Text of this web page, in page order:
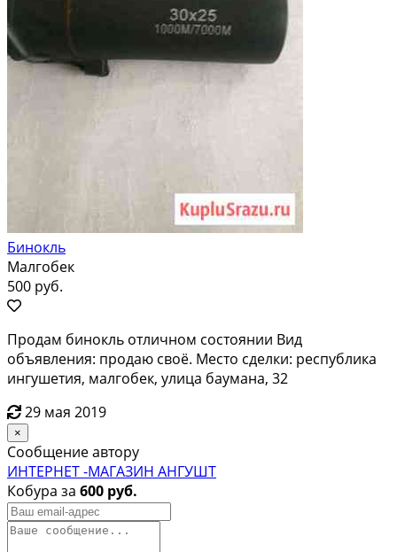
Бинокль
Малгобек
500 руб.
Продам бинокль отличном состоянии Вид
объявления: продаю своё. Место сделки: республика
ингушетия, малгобек, улица баумана, 32
29 мая 2019
×
Сообщение автору
ИНТЕРНЕТ -МАГАЗИН АНГУШТ
Кобура за 600 руб.